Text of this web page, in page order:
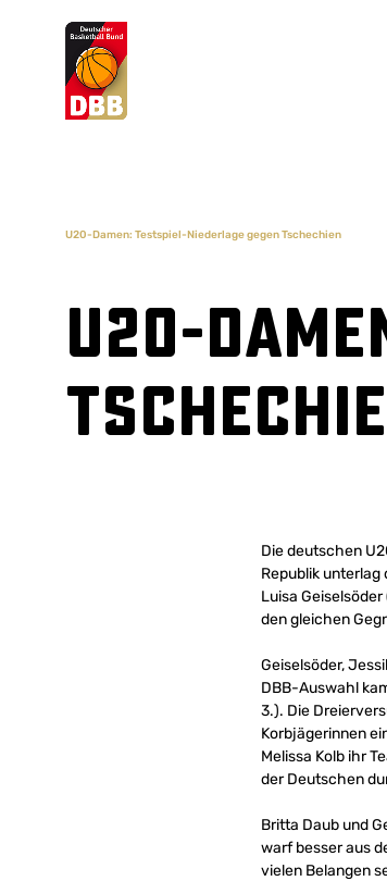
Suchvorschläge
U20-Damen: Testspiel-Niederlage gegen Tschechien
U20-
Die deutschen
Republik unterlag
Luisa Geiselsöder
den gleichen
Geiselsöder,
DBB-Auswahl
3.). Die
Korbjägerinnen
Melissa Kolb ihr
der Deutschen
Britta Daub und
warf besser aus
vielen Belangen